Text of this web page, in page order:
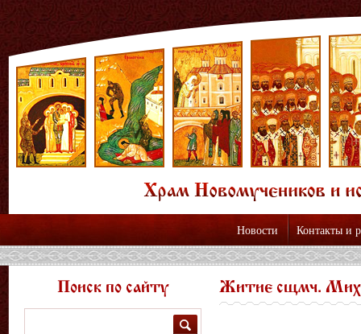
Новости Контакты и
Житие сщмч.
Поиск по сайту